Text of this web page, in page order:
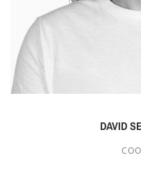
DAVID